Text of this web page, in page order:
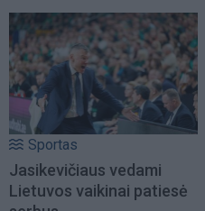
Sportas
Jasikevičiaus vedami
Lietuvos vaikinai patiesė